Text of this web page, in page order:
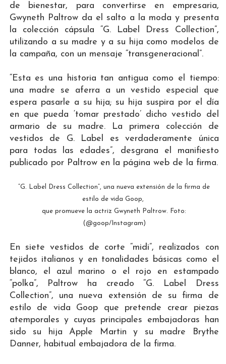
de bienestar, para convertirse en empresaria,
Gwyneth Paltrow da el salto a la moda y presenta
la colección cápsula “G. Label Dress Collection”,
utilizando a su madre y a su hija como modelos de
la campaña, con un mensaje “transgeneracional”.
“Esta es una historia tan antigua como el tiempo:
una madre se aferra a un vestido especial que
espera pasarle a su hija; su hija suspira por el día
en que pueda ‘tomar prestado’ dicho vestido del
armario de su madre. La primera colección de
vestidos de G. Label es verdaderamente única
para todas las edades”, desgrana el manifiesto
publicado por Paltrow en la página web de la firma.
“G. Label Dress Collection”, una nueva extensión de la firma de
estilo de vida Goop,
que promueve la actriz Gwyneth Paltrow. Foto:
(@goop/Instagram)
En siete vestidos de corte “midi”, realizados con
tejidos italianos y en tonalidades básicas como el
blanco, el azul marino o el rojo en estampado
“polka”, Paltrow ha creado “G. Label Dress
Collection”, una nueva extensión de su firma de
estilo de vida Goop que pretende crear piezas
atemporales y cuyas principales embajadoras han
sido su hija Apple Martin y su madre Brythe
Danner, habitual embajadora de la firma.